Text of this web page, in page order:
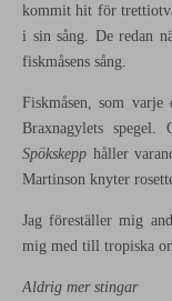
kommit hit för
i sin sång. De redan
fiskmåsens sång.
Fiskmåsen, som
Braxnagylets
Spökskepp håller
Martinson knyter
Jag föreställer mig
mig med till tropiska
Aldrig mer stingar